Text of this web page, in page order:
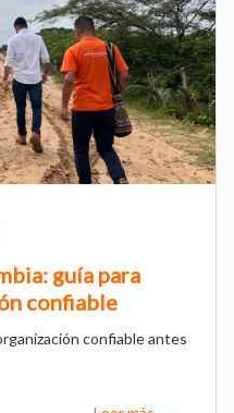
guía para
confiable
confiable antes